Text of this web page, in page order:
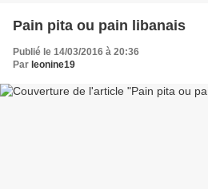
Pain pita ou pain libanais
Publié le 14/03/2016 à 20:36
Par leonine19